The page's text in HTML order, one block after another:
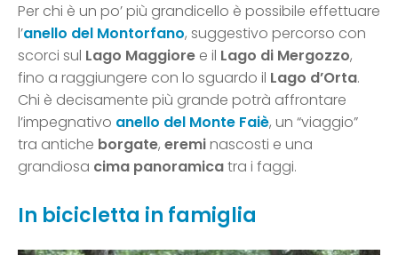
Per chi è un po’ più grandicello è possibile effettuare
l’anello del Montorfano, suggestivo percorso con
scorci sul Lago Maggiore e il Lago di Mergozzo,
fino a raggiungere con lo sguardo il Lago d’Orta.
Chi è decisamente più grande potrà affrontare
l’impegnativo anello del Monte Faiè, un “viaggio”
tra antiche borgate, ereminascosti e una
grandiosa cima panoramicatra i faggi.
In bicicletta in famiglia